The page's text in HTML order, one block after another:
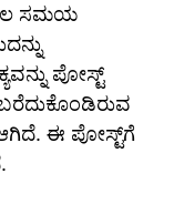
ಸಮಯ
ಪೋಸ್ಟ್
ಈ ಪೋಸ್ಟ್‌ಗೆ